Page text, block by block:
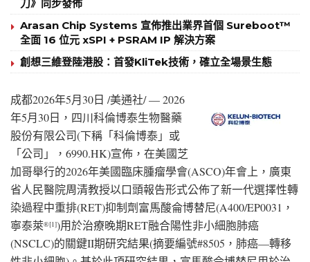
刀》同步發佈
Arasan Chip Systems 宣佈推出業界首個 Sureboot™
全面 16 位元 xSPI + PSRAM IP 解決方案
創想三維登陸港股：首發KliTek技術，確立全場景生態
成都2026年5月30日 /美通社/ — 2026
年5月30日，四川科倫博泰生物醫藥
股份有限公司(下稱「科倫博泰」或
「公司」，6990.HK)宣佈，在美國芝
加哥舉行的2026年美國臨床腫瘤學會(ASCO)年會上，廣東
省人民醫院周清教授以口頭報告形式公佈了新一代選擇性轉
染過程中重排(RET)抑制劑富馬酸侖博替尼(A400/EP0031，
寧泰萊®[1])用於治療晚期RET融合陽性非小細胞肺癌
(NSCLC)的關鍵II期研究結果(摘要編號#8505，肺癌—轉移